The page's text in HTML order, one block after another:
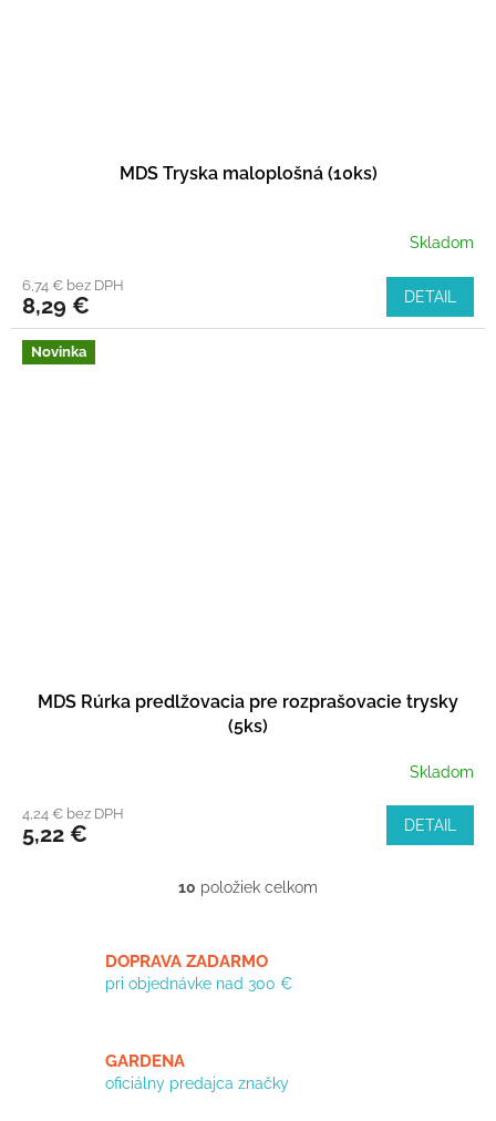
MDS Tryska maloplošná (10ks)
Skladom
6,74 € bez DPH
8,29 € DETAIL
Novinka
MDS Rúrka predlžovacia pre rozprašovacie trysky
(5ks)
Skladom
4,24 € bez DPH
5,22 € DETAIL
O
á
d
p
10 položiek celkom
DOPRAVA ZADARMO
pri objednávke nad 300 €
GARDENA
oficiálny predajca značky